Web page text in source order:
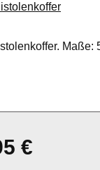
Maße:
€